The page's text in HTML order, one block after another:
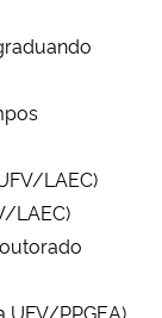
LAEC)
LAEC)
UFV/PPGEA)